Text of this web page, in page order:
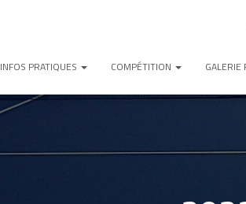
INFOS PRATIQUES COMPÉTITION GALERIE